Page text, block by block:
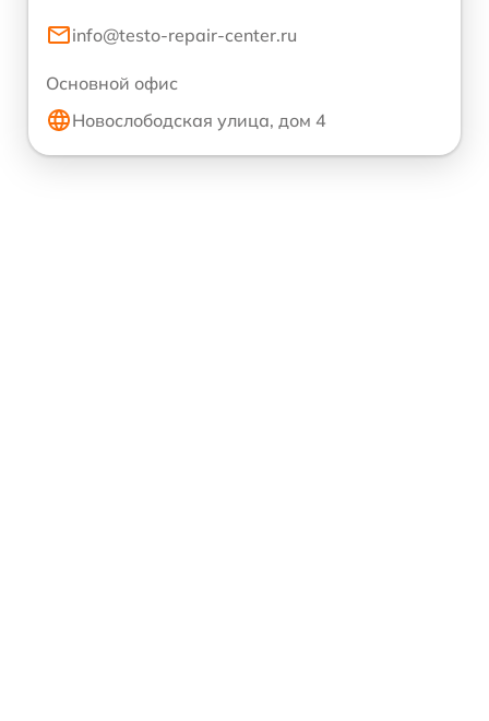
info@testo-repair-center.ru
Основной офис
Новослободская улица, дом 4